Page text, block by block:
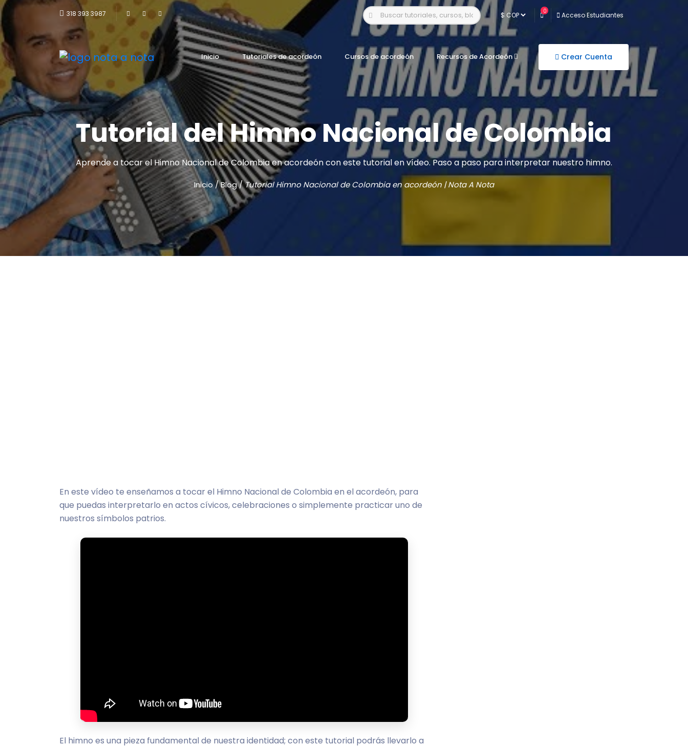
318 393 3987 0 Acceso Estudiantes
Inicio Tutoriales de acordeón Cursos de acordeón Recursos de Acordeón Crear Cuenta
Tutorial del Himno Nacional de Colombia
Aprende a tocar el Himno Nacional de Colombia en acordeón con este tutorial en vídeo. Paso a paso para interpretar nuestro himno.
Inicio/Blog/Tutorial Himno Nacional de Colombia en acordeón | Nota A Nota
En este vídeo te enseñamos a tocar el Himno Nacional de Colombia en el acordeón, para
que puedas interpretarlo en actos cívicos, celebraciones o simplemente practicar uno de
nuestros símbolos patrios.
El himno es una pieza fundamental de nuestra identidad; con este tutorial podrás llevarlo a